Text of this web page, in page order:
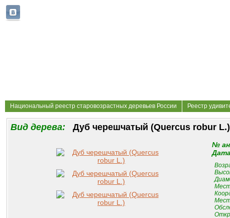
Национальный реестр старовозрастных деревьев России Реестр
Вид дерева: Дуб черешчатый (Quercus robur L.)
№